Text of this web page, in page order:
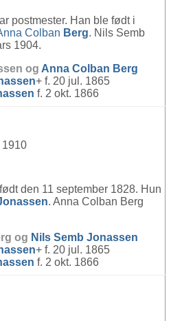
postmester. Han ble født i
Colban Berg. Nils Semb
1904.
og Anna Colban Berg
+ f. 20 jul. 1865
f. 2 okt. 1866
1910
den 11 september 1828. Hun
. Anna Colban Berg
og Nils Semb Jonassen
+ f. 20 jul. 1865
f. 2 okt. 1866